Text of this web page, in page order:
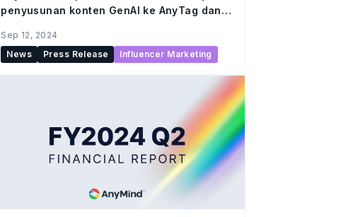
penyusunan konten GenAI ke AnyTag dan
Sep 12, 2024
News
Press Release Influencer Marketing